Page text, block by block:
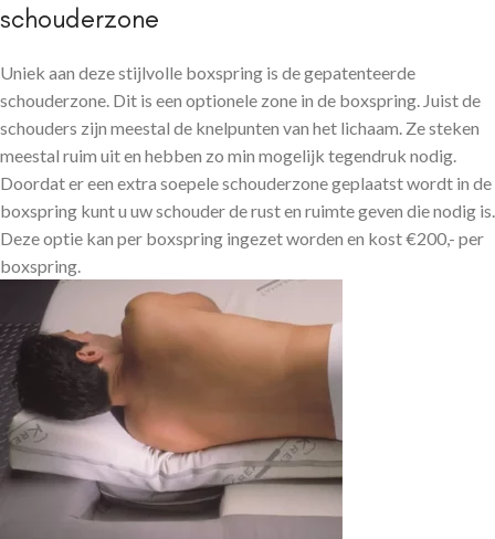
schouderzone
Uniek aan deze stijlvolle boxspring is de gepatenteerde
schouderzone. Dit is een optionele zone in de boxspring. Juist de
schouders zijn meestal de knelpunten van het lichaam. Ze steken
meestal ruim uit en hebben zo min mogelijk tegendruk nodig.
Doordat er een extra soepele schouderzone geplaatst wordt in de
boxspring kunt u uw schouder de rust en ruimte geven die nodig is.
Deze optie kan per boxspring ingezet worden en kost €200,- per
boxspring.